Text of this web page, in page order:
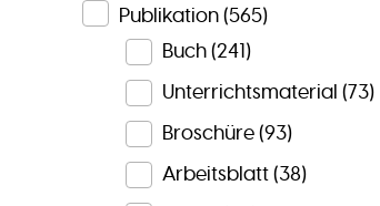
Publikation(565)
Buch (241)
Unterrichtsmaterial (73)
Broschüre (93)
Arbeitsblatt (38)